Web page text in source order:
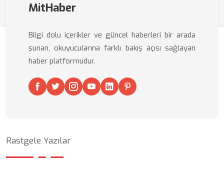
MitHaber
Bilgi dolu içerikler ve güncel haberleri bir arada
sunan, okuyucularına farklı bakış açısı sağlayan
haber platformudur.
Rastgele Yazılar